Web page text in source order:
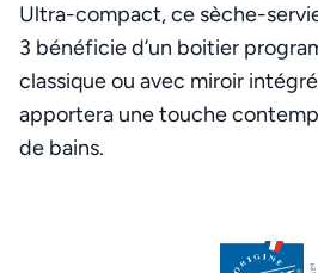
Ultra-compact, ce sèche-
3 bénéficie d’un boitier
classique ou avec miroir
apportera une touche
de bains.